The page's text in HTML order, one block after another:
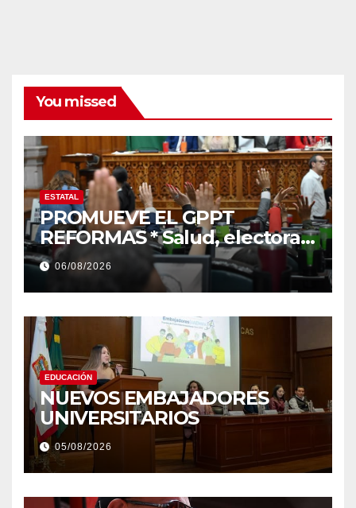
You missed
ESTATAL
PROMUEVE EL GPPT
REFORMAS * Salud, electoral
y justicia, de las principales
06/08/2026
EDUCACIÓN
NUEVOS EMBAJADORES
UNIVERSITARIOS
05/08/2026